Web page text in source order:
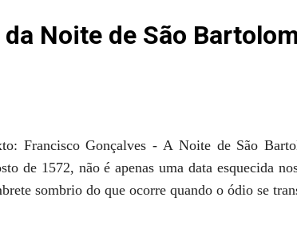
Noite de São
Francisco Gonçalves - A Noite de São
de 1572, não é apenas uma data esquecida
sombrio do que ocorre quando o ódio se